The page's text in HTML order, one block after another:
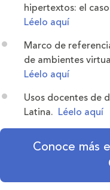
hipertextos: el
Léelo aquí
Marco de
de ambientes
Léelo aquí
Usos docentes de
Latina. Léelo aquí
Conoce más